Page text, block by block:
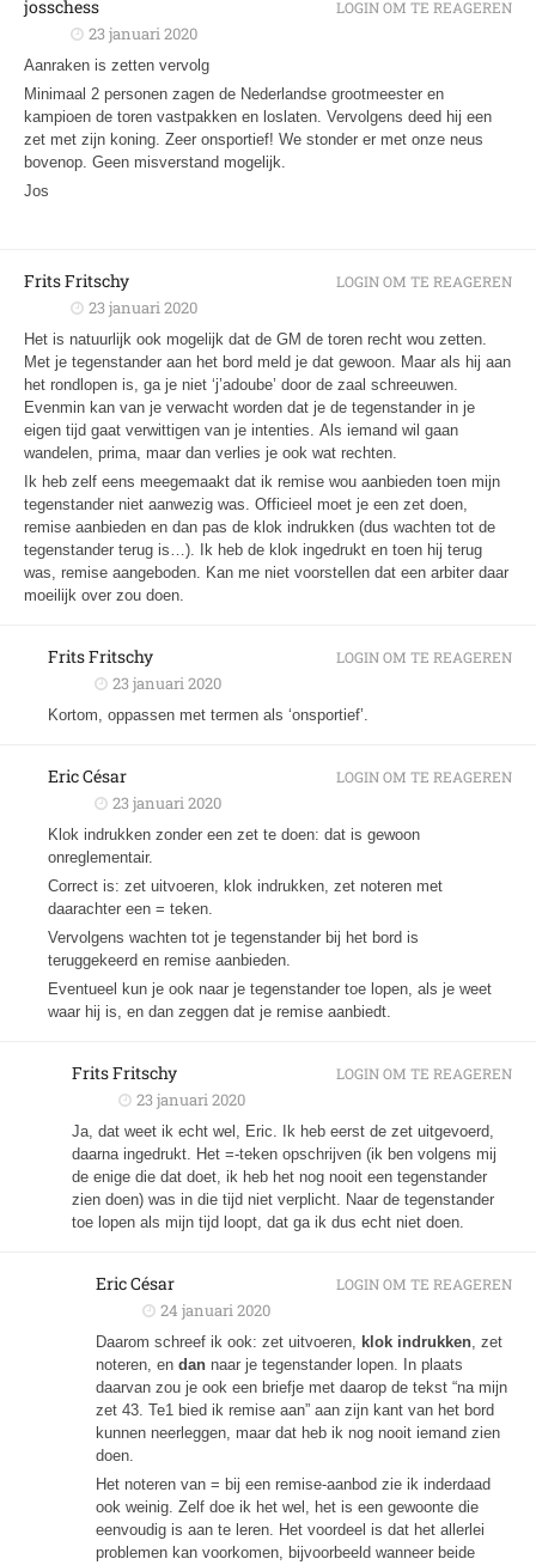
josschess
23 januari 2020
Aanraken is zetten vervolg
Minimaal 2 personen zagen de Nederlandse grootmeester en
kampioen de toren vastpakken en loslaten. Vervolgens deed hij een
zet met zijn koning. Zeer onsportief! We stonder er met onze neus
bovenop. Geen misverstand mogelijk.
Jos
LOGIN OM TE REAGEREN
Frits Fritschy
23 januari 2020
Het is natuurlijk ook mogelijk dat de GM de toren recht wou zetten.
Met je tegenstander aan het bord meld je dat gewoon. Maar als hij aan
het rondlopen is, ga je niet ‘j’adoube’ door de zaal schreeuwen.
Evenmin kan van je verwacht worden dat je de tegenstander in je
eigen tijd gaat verwittigen van je intenties. Als iemand wil gaan
wandelen, prima, maar dan verlies je ook wat rechten.
Ik heb zelf eens meegemaakt dat ik remise wou aanbieden toen mijn
tegenstander niet aanwezig was. Officieel moet je een zet doen,
remise aanbieden en dan pas de klok indrukken (dus wachten tot de
tegenstander terug is…). Ik heb de klok ingedrukt en toen hij terug
was, remise aangeboden. Kan me niet voorstellen dat een arbiter daar
moeilijk over zou doen.
LOGIN OM TE REAGEREN
Frits Fritschy
23 januari 2020
Kortom, oppassen met termen als ‘onsportief’.
LOGIN OM TE REAGEREN
Eric César
23 januari 2020
Klok indrukken zonder een zet te doen: dat is gewoon
onreglementair.
Correct is: zet uitvoeren, klok indrukken, zet noteren met
daarachter een = teken.
Vervolgens wachten tot je tegenstander bij het bord is
teruggekeerd en remise aanbieden.
Eventueel kun je ook naar je tegenstander toe lopen, als je weet
waar hij is, en dan zeggen dat je remise aanbiedt.
LOGIN OM TE REAGEREN
Frits Fritschy
23 januari 2020
Ja, dat weet ik echt wel, Eric. Ik heb eerst de zet uitgevoerd,
daarna ingedrukt. Het =-teken opschrijven (ik ben volgens mij
de enige die dat doet, ik heb het nog nooit een tegenstander
zien doen) was in die tijd niet verplicht. Naar de tegenstander
toe lopen als mijn tijd loopt, dat ga ik dus echt niet doen.
LOGIN OM TE REAGEREN
Eric César
24 januari 2020
Daarom schreef ik ook: zet uitvoeren, klok indrukken , zet
noteren, en dan naar je tegenstander lopen. In plaats
daarvan zou je ook een briefje met daarop de tekst “na mijn
zet 43. Te1 bied ik remise aan” aan zijn kant van het bord
kunnen neerleggen, maar dat heb ik nog nooit iemand zien
doen.
Het noteren van = bij een remise-aanbod zie ik inderdaad
ook weinig. Zelf doe ik het wel, het is een gewoonte die
eenvoudig is aan te leren. Het voordeel is dat het allerlei
problemen kan voorkomen, bijvoorbeeld wanneer beide
LOGIN OM TE REAGEREN